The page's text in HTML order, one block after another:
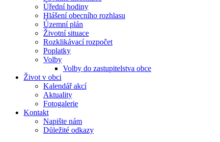
Úřední hodiny
Hlášení obecního rozhlasu
Územní plán
Životní situace
Rozklikávací rozpočet
Poplatky
Volby
Volby do zastupitelstva obce
Život v obci
Kalendář akcí
Aktuality
Fotogalerie
Kontakt
Napište nám
Důležité odkazy